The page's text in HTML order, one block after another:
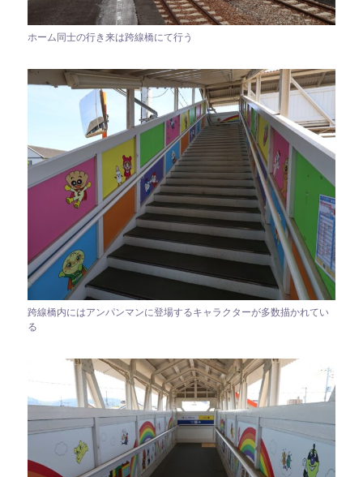
ホーム同士の行き来は跨線橋にて行う
跨線橋内にはアンパンマンに登場するキャラクターが多数描かれてい
る